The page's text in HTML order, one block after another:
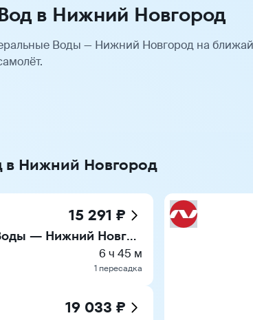
в Нижний Новгород
Воды — Нижний Новгород на
в Нижний Новгород
15 291 ₽
Минеральные Воды — Нижний Новгород
6 ч 45 м
1 пересадка
19 033 ₽